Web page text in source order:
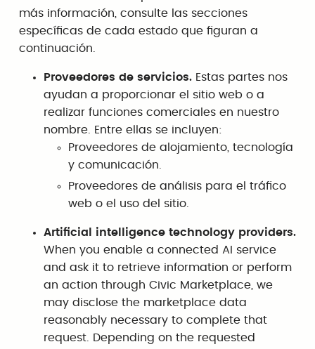
más información, consulte las secciones
específicas de cada estado que figuran a
continuación.
Proveedores de servicios. Estas partes nos
ayudan a proporcionar el sitio web o a
realizar funciones comerciales en nuestro
nombre. Entre ellas se incluyen:
Proveedores de alojamiento, tecnología
y comunicación.
Proveedores de análisis para el tráfico
web o el uso del sitio.
Artificial intelligence technology providers.
When you enable a connected AI service
and ask it to retrieve information or perform
an action through Civic Marketplace, we
may disclose the marketplace data
reasonably necessary to complete that
request. Depending on the requested